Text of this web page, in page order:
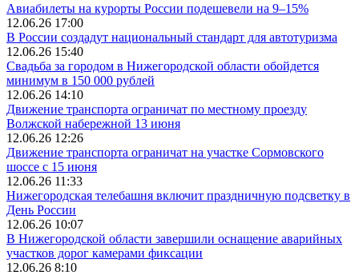
Авиабилеты на курорты России подешевели на 9–15%
12.06.26 17:00
В России создадут национальный стандарт для автотуризма
12.06.26 15:40
Свадьба за городом в Нижегородской области обойдется
минимум в 150 000 рублей
12.06.26 14:10
Движение транспорта ограничат по местному проезду
Волжской набережной 13 июня
12.06.26 12:26
Движение транспорта ограничат на участке Сормовского
шоссе с 15 июня
12.06.26 11:33
Нижегородская телебашня включит праздничную подсветку в
День России
12.06.26 10:07
В Нижегородской области завершили оснащение аварийных
участков дорог камерами фиксации
12.06.26 8:10